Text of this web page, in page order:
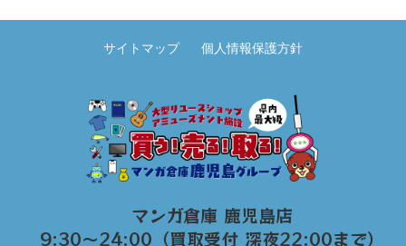
サイトマップ 個人情報保護方針
マンガ倉庫 鹿児島店
9:30～24:00（買取受付 深夜22:00まで）